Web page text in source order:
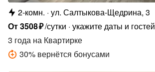
2-комн. ул. Салтыкова-Щедрина, 3
От3508₽/сутки укажите даты и гостей
3 года на Квартирке
30% вернётся бонусами